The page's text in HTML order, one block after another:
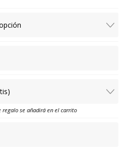
regalo se añadirá en el carrito